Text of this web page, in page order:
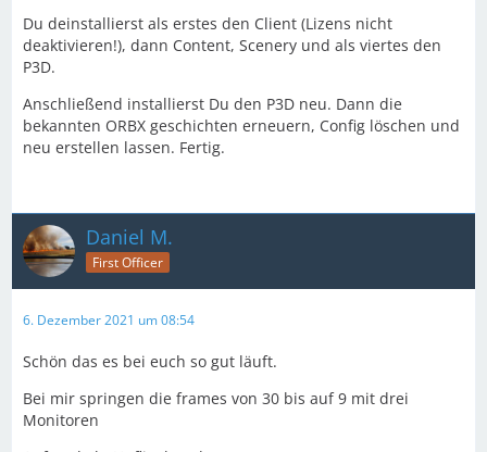
Du deinstallierst als erstes den Client (Lizens nicht
deaktivieren!), dann Content, Scenery und als viertes den
P3D.
Anschließend installierst Du den P3D neu. Dann die
bekannten ORBX geschichten erneuern, Config löschen und
neu erstellen lassen. Fertig.
Daniel M.
First Officer
6. Dezember 2021 um 08:54
Schön das es bei euch so gut läuft.
Bei mir springen die frames von 30 bis auf 9 mit drei
Monitoren